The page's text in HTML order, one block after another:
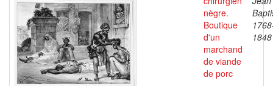
nègre.
Boutique
d'un
marchand
de viande
de porc
1848